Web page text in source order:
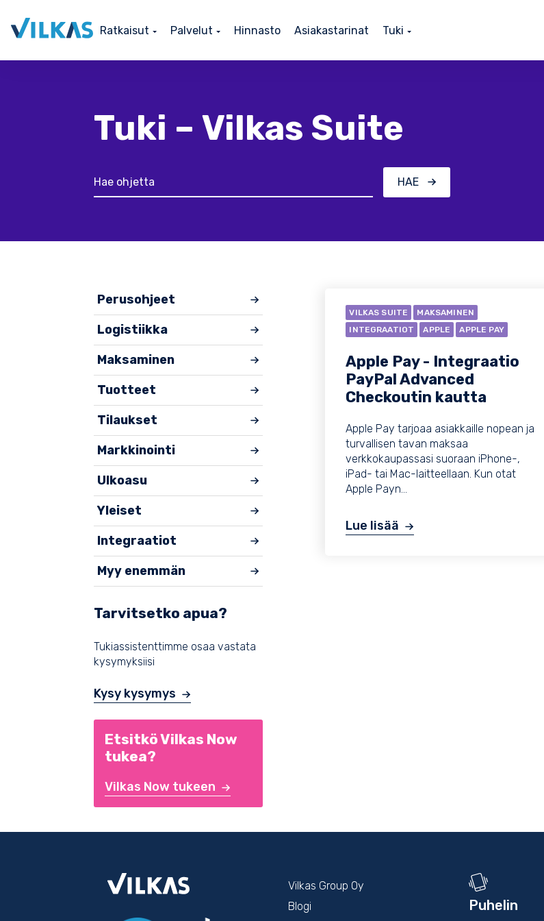
Ratkaisut Palvelut Hinnasto Asiakastarinat Tuki
Tuki – Vilkas Suite
HAE
Perusohjeet
Logistiikka
Maksaminen
Tuotteet
Tilaukset
Markkinointi
Ulkoasu
Yleiset
Integraatiot
Myy enemmän
Tarvitsetko apua?
Tukiassistenttimme osaa vastata
kysymyksiisi
Kysy kysymys
Etsitkö Vilkas Now
tukea?
Vilkas Now tukeen
VILKAS SUITE
MAKSAMINEN
INTEGRAATIOT
APPLE APPLE PAY
Apple Pay - Integraatio
PayPal Advanced
Checkoutin kautta
Apple Pay tarjoaa asiakkaille nopean ja
turvallisen tavan maksaa
verkkokaupassasi suoraan iPhone-,
iPad- tai Mac-laitteellaan. Kun otat
Apple Payn...
Lue lisää
Vilkas Group Oy
Blogi
Puhelin